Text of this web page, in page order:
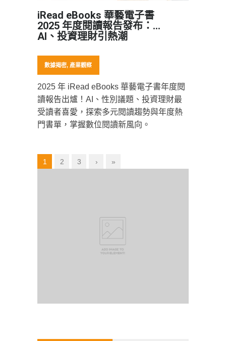
iRead eBooks 華藝電子書
2025 年度閱讀報告發布：
AI、投資理財引熱潮
數據揭密, 產業觀察
2025 年 iRead eBooks 華藝電子書年度閱
讀報告出爐！AI、性別議題、投資理財最
受讀者喜愛，探索多元閱讀趨勢與年度熱
門書單，掌握數位閱讀新風向。
1 2 3 › »